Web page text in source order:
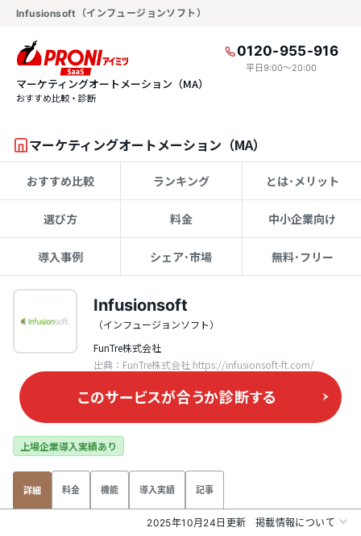
Infusionsoft（インフュージョンソフト）
0120-955-916
平日9:00〜20:00
マーケティングオートメーション（MA）
おすすめ比較・診断
マーケティングオートメーション（MA）
おすすめ比較 ランキング とは･メリット
選び方 料金 中小企業向け
導入事例 シェア･市場 無料･フリー
Infusionsoft
（インフュージョンソフト）
FunTre株式会社
出典：FunTre株式会社 https://infusionsoft-ft.com/
このサービスが合うか診断する
上場企業導入実績あり
詳細 料金 機能 導入実績 記事
2025年10月24日更新 掲載情報について